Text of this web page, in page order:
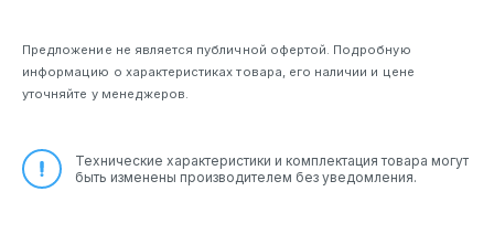
Предложение не является публичной офертой. Подробную
информацию о характеристиках товара, его наличии и цене
уточняйте у менеджеров.
Технические характеристики и комплектация товара могут
быть изменены производителем без уведомления.